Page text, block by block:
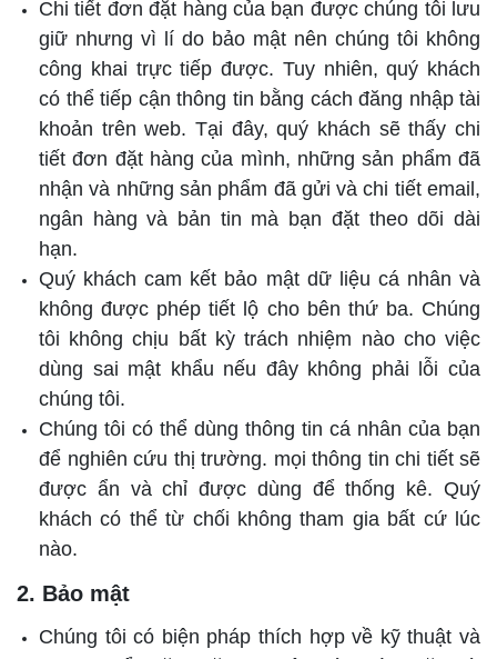
Chi tiết đơn đặt hàng của bạn được chúng tôi lưu
giữ nhưng vì lí do bảo mật nên chúng tôi không
công khai trực tiếp được. Tuy nhiên, quý khách
có thể tiếp cận thông tin bằng cách đăng nhập tài
khoản trên web. Tại đây, quý khách sẽ thấy chi
tiết đơn đặt hàng của mình, những sản phẩm đã
nhận và những sản phẩm đã gửi và chi tiết email,
ngân hàng và bản tin mà bạn đặt theo dõi dài
hạn.
Quý khách cam kết bảo mật dữ liệu cá nhân và
không được phép tiết lộ cho bên thứ ba. Chúng
tôi không chịu bất kỳ trách nhiệm nào cho việc
dùng sai mật khẩu nếu đây không phải lỗi của
chúng tôi.
Chúng tôi có thể dùng thông tin cá nhân của bạn
để nghiên cứu thị trường. mọi thông tin chi tiết sẽ
được ẩn và chỉ được dùng để thống kê. Quý
khách có thể từ chối không tham gia bất cứ lúc
nào.
2. Bảo mật
Chúng tôi có biện pháp thích hợp về kỹ thuật và